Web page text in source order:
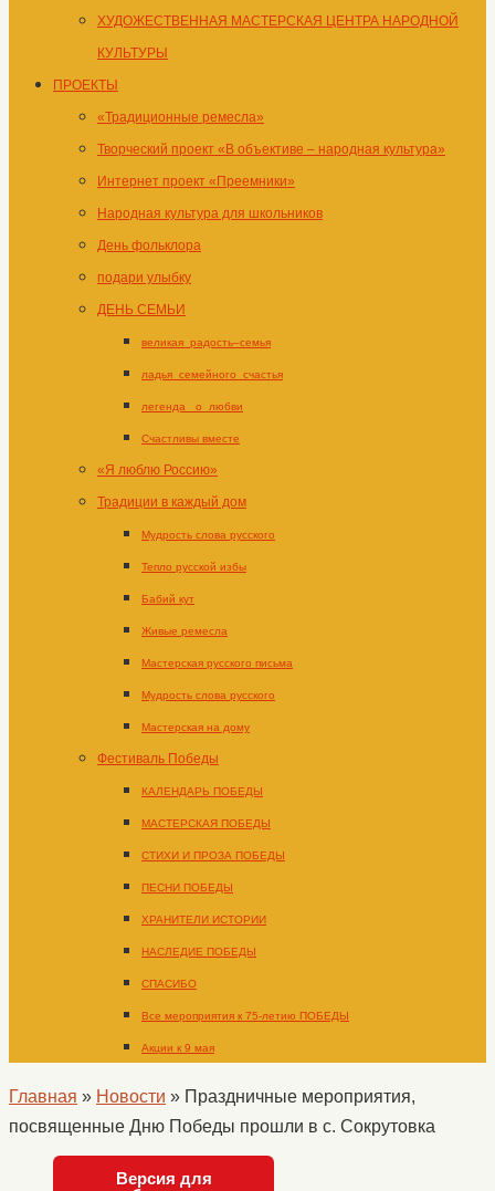
ХУДОЖЕСТВЕННАЯ МАСТЕРСКАЯ ЦЕНТРА НАРОДНОЙ
КУЛЬТУРЫ
ПРОЕКТЫ
«Традиционные ремесла»
Творческий проект «В объективе – народная культура»
Интернет проект «Преемники»
Народная культура для школьников
День фольклора
подари улыбку
ДЕНЬ СЕМЬИ
великая_радость–семья
ладья_семейного_счастья
легенда _о_любви
Счастливы вместе
«Я люблю Россию»
Традиции в каждый дом
Мудрость слова русского
Тепло русской избы
Бабий кут
Живые ремесла
Мастерская русского письма
Мудрость слова русского
Мастерская на дому
Фестиваль Победы
КАЛЕНДАРЬ ПОБЕДЫ
МАСТЕРСКАЯ ПОБЕДЫ
СТИХИ И ПРОЗА ПОБЕДЫ
ПЕСНИ ПОБЕДЫ
ХРАНИТЕЛИ ИСТОРИИ
НАСЛЕДИЕ ПОБЕДЫ
СПАСИБО
Все мероприятия к 75-летию ПОБЕДЫ
Акции к 9 мая
Главная » Новости » Праздничные мероприятия,
посвященные Дню Победы прошли в с. Сокрутовка
Версия для